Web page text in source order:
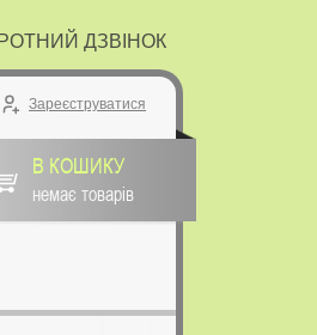
ДЗВІНОК
Зареєструватися
В КОШИКУ
немає товарів